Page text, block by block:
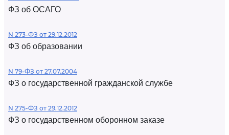
ФЗ об ОСАГО
N 273-ФЗ от 29.12.2012
ФЗ об образовании
N 79-ФЗ от 27.07.2004
ФЗ о государственной гражданской службе
N 275-ФЗ от 29.12.2012
ФЗ о государственном оборонном заказе